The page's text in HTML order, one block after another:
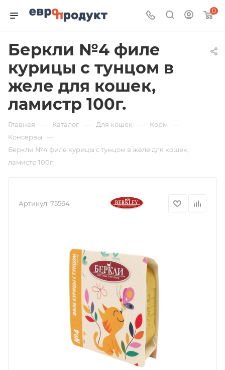
0
Беркли №4 филе
курицы с тунцом в
желе для кошек,
ламистр 100г.
Главная — Каталог — Для кошек — Корм —
Консервы —
Беркли №4 филе курицы с тунцом в желе для кошек,
ламистр 100г.
Артикул: 75564